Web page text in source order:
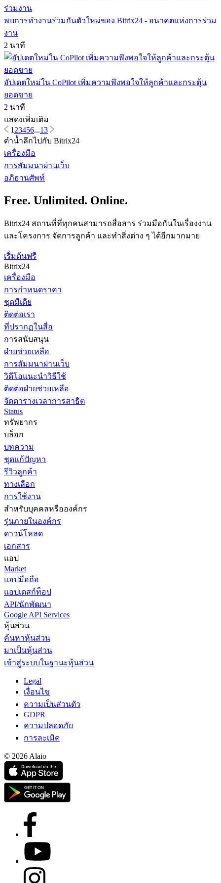
พบการทำงานร่วมกันตัวใหม่ของ Bitrix24 - อนาคตแห่งการร่วม
งาน
2 นาที
อัปเดตใหม่ใน CoPilot เพิ่มความพึงพอใจให้ลูกค้าและกระตุ้น
ยอดขาย
2 นาที
แสดงเพิ่มเติม
123456...13
ดำน้ำลึกไปกับ Bitrix24
เครื่องมือ
การสัมมนาผ่านเว็บ
อภิธานศัพท์
Free. Unlimited. Online.
Bitrix24 สถานที่ที่ทุกคนสามารถสื่อสาร ร่วมมือกันในเรื่องงาน
และโครงการ จัดการลูกค้า และทำสิ่งต่าง ๆ ได้อีกมากมาย
เริ่มต้นฟรี
Bitrix24
เครื่องมือ
การกำหนดราคา
ชุดมีเดีย
ติดต่อเรา
ที่ปรากฏในสื่อ
การสนับสนุน
ฝ่ายช่วยเหลือ
การสัมมนาผ่านเว็บ
วิดีโอแนะนำวิธีใช้
ติดต่อฝ่ายช่วยเหลือ
จัดตารางเวลาการสาธิต
Status
ทรัพยากร
บล็อก
บทความ
ชุดแก้ปัญหา
รีวิวลูกค้า
ทางเลือก
การใช้งาน
สำหรับบุคคลหรือองค์กร
รุ่นภายในองค์กร
ดาวน์โหลด
เอกสาร
แอป
Market
แอปมือถือ
แอปเดสก์ท็อป
API/นักพัฒนา
Google API Services
หุ้นส่วน
ค้นหาหุ้นส่วน
มาเป็นหุ้นส่วน
เข้าสู่ระบบในฐานะหุ้นส่วน
Legal
เงื่อนไข
ความเป็นส่วนตัว
GDPR
ความปลอดภัย
การละเมิด
© 2026 Alaio